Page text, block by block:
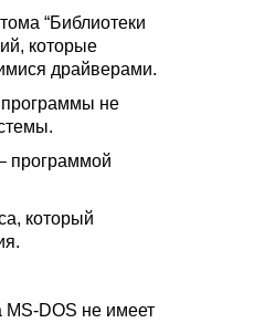
“Библиотеки
которые
драйверами.
программы не
программой
который
MS-DOS не имеет